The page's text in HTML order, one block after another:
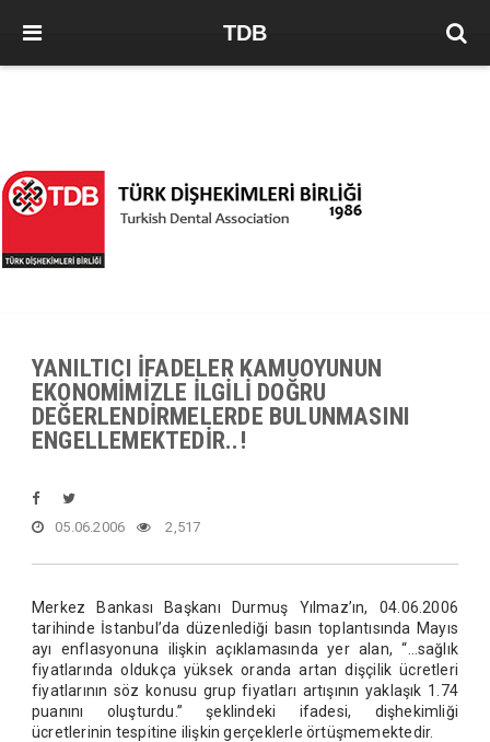
TDB
YANILTICI İFADELER KAMUOYUNUN
EKONOMİMİZLE İLGİLİ DOĞRU
DEĞERLENDİRMELERDE BULUNMASINI
ENGELLEMEKTEDİR..!
05.06.2006 2,517
Merkez Bankası Başkanı Durmuş Yılmaz’ın, 04.06.2006
tarihinde İstanbul’da düzenlediği basın toplantısında Mayıs
ayı enflasyonuna ilişkin açıklamasında yer alan, “…sağlık
fiyatlarında oldukça yüksek oranda artan dişçilik ücretleri
fiyatlarının söz konusu grup fiyatları artışının yaklaşık 1.74
puanını oluşturdu.” şeklindeki ifadesi, dişhekimliği
ücretlerinin tespitine ilişkin gerçeklerle örtüşmemektedir.